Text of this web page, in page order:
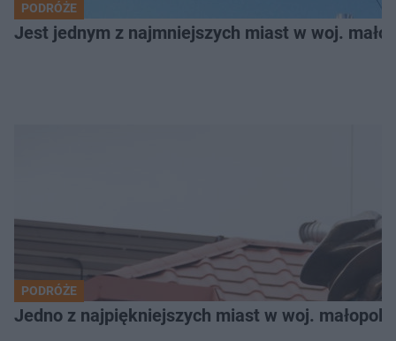
PODRÓŻE
Jest jednym z najmniejszych miast w woj.
PODRÓŻE
Jedno z najpiękniejszych miast w woj.